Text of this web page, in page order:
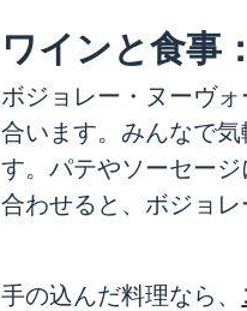
ワインと食事
ボジョレー・ヌーヴ
合います。みんなで気
す。パテやソーセージ
合わせると、ボジョレ
手の込んだ料理なら、